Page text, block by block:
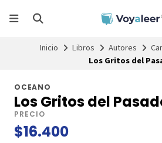
Inicio Libros Autores
Los Gritos del
OCEANO
Los Gritos del
PRECIO
$16.400